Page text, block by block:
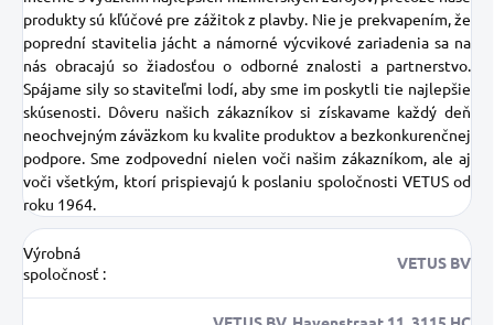
produkty sú kľúčové pre zážitok z plavby. Nie je prekvapením, že
poprední stavitelia jácht a námorné výcvikové zariadenia sa na
nás obracajú so žiadosťou o odborné znalosti a partnerstvo.
Spájame sily so staviteľmi lodí, aby sme im poskytli tie najlepšie
skúsenosti. Dôveru našich zákazníkov si získavame každý deň
neochvejným záväzkom ku kvalite produktov a bezkonkurenčnej
podpore. Sme zodpovední nielen voči našim zákazníkom, ale aj
voči všetkým, ktorí prispievajú k poslaniu spoločnosti VETUS od
roku 1964.
Výrobná
spoločnosť :
VETUS BV